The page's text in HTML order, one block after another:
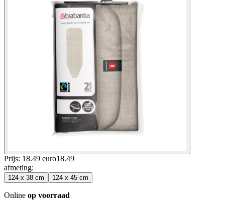
Prijs: 18.49 euro18.49
afmeting:
124 x 38 cm 124 x 45 cm
Online op voorraad